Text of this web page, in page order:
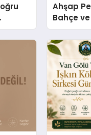
Ahşap
Bahçe
Tasarım